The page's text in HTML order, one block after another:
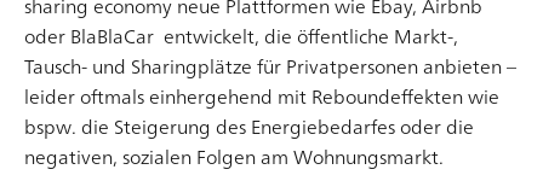
Feedback Design – Warum jede Interaktion eine
Reaktion braucht
oder BlaBlaCar entwickelt, die öffentliche Markt-,
Tausch- und Sharingplätze für Privatpersonen anbieten –
leider oftmals einhergehend mit Reboundeffekten wie
bspw. die Steigerung des Energiebedarfes oder die
negativen, sozialen Folgen am Wohnungsmarkt.